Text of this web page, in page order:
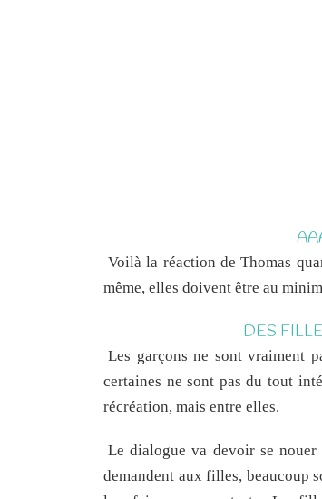
Voilà la réaction de Thomas
même, elles doivent être au
DES
Les garçons ne sont vraiment
certaines ne sont pas du tout
récréation, mais entre elles.
Le dialogue va devoir se
demandent aux filles, beaucoup